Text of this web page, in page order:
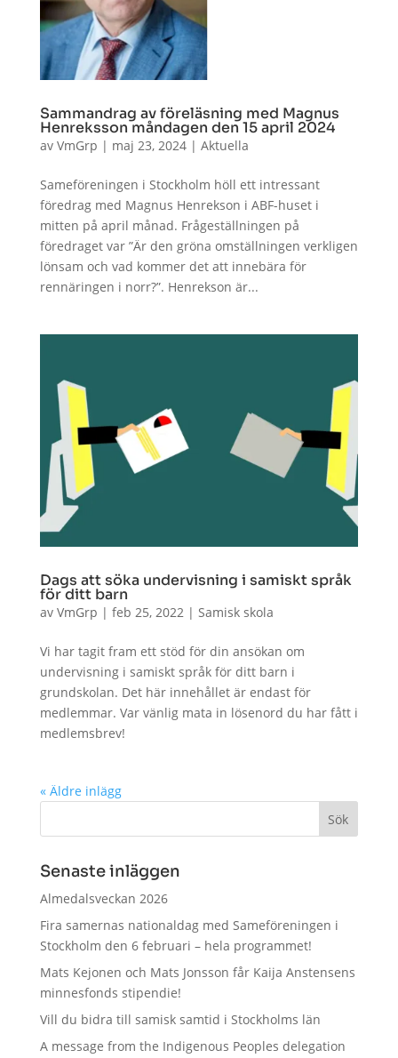
Sammandrag av föreläsning med Magnus
Henreksson måndagen den 15 april 2024
av VmGrp | maj 23, 2024| Aktuella
Sameföreningen i Stockholm höll ett intressant
föredrag med Magnus Henrekson i ABF-huset i
mitten på april månad. Frågeställningen på
föredraget var ”Är den gröna omställningen verkligen
lönsam och vad kommer det att innebära för
rennäringen i norr?”. Henrekson är...
Dags att söka undervisning i samiskt språk
för ditt barn
av VmGrp | feb 25, 2022 | Samisk skola
Vi har tagit fram ett stöd för din ansökan om
undervisning i samiskt språk för ditt barn i
grundskolan. Det här innehållet är endast för
medlemmar. Var vänlig mata in lösenord du har fått i
medlemsbrev!
« Äldre inlägg
Senaste inläggen
Almedalsveckan 2026
Fira samernas nationaldag med Sameföreningen i
Stockholm den 6 februari – hela programmet!
Mats Kejonen och Mats Jonsson får Kaija Anstensens
minnesfonds stipendie!
Vill du bidra till samisk samtid i Stockholms län
A message from the Indigenous Peoples delegation